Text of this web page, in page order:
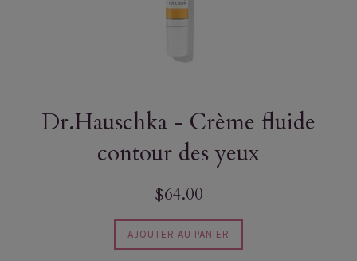
Dr.Hauschka - Crème fluide
contour des yeux
Prix
$64.00
AJOUTER AU PANIER